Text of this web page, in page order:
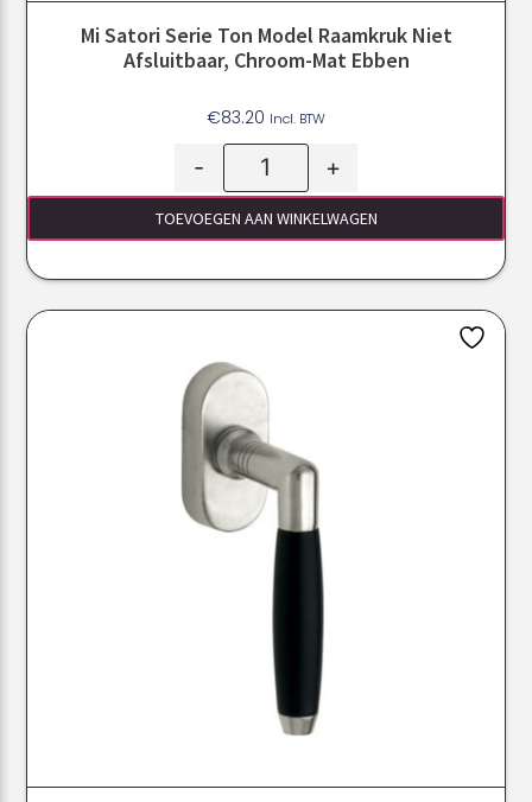
Mi Satori Serie Ton Model Raamkruk Niet
Afsluitbaar, Chroom-Mat Ebben
€83.20 Incl. BTW
- +
TOEVOEGEN AAN WINKELWAGEN